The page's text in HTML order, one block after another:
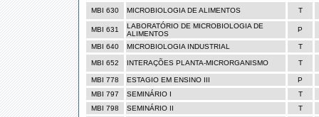
MBI 630 MICROBIOLOGIA DE ALIMENTOS T
MBI 631
LABORATÓRIO DE MICROBIOLOGIA DE
ALIMENTOS
P
MBI 640 MICROBIOLOGIA INDUSTRIAL T
MBI 652 INTERAÇÕES PLANTA-MICRORGANISMO T
MBI 778 ESTAGIO EM ENSINO III
P
MBI 797
SEMINÁRIO I
T
MBI 798
SEMINÁRIO II
T